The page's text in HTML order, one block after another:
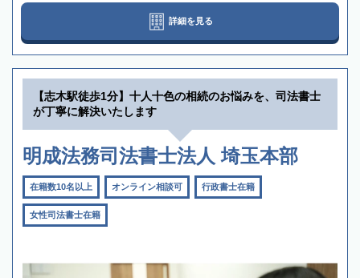
詳細を見る
【志木駅徒歩1分】十人十色の相続のお悩みを、司法書士
が丁寧に解決いたします
明成法務司法書士法人 埼玉本部
在籍数10名以上 オンライン相談可 行政書士在籍
女性司法書士在籍